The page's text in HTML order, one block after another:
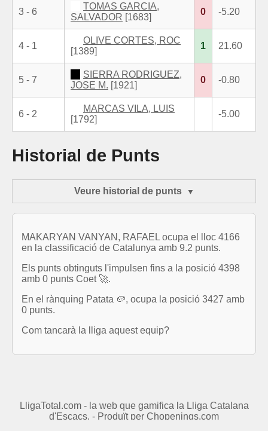
3 - 6
TOMAS GARCIA,
SALVADOR [1683]
0 -5.20
4 - 1
OLIVE CORTES, ROC
[1389]
1 21.60
5 - 7
SIERRA RODRIGUEZ,
JOSE M. [1921]
0 -0.80
6 - 2
MARCAS VILA, LUIS
[1792]
-5.00
Historial de Punts
Veure historial de punts
MAKARYAN VANYAN, RAFAEL ocupa el lloc 4166
en la classificació de Catalunya amb 9.2 punts.
Els punts obtinguts l'impulsen fins a la posició 4398
amb 0 punts Coet 🚀.
En el rànquing Patata 🥔, ocupa la posició 3427 amb
0 punts.
Com tancarà la lliga aquest equip?
LligaTotal.com - la web que gamifica la Lliga Catalana
d'Escacs. - Produït per Chopenings.com